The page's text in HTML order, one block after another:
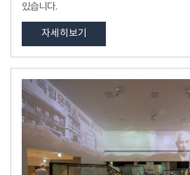
있습니다.
자세히보기